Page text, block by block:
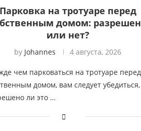
Парковка на тротуаре перед
домом:
или нет?
by Johannes 4 августа, 2026
чем парковаться на тротуаре перед
домом, вам следует убедиться,
ли это …